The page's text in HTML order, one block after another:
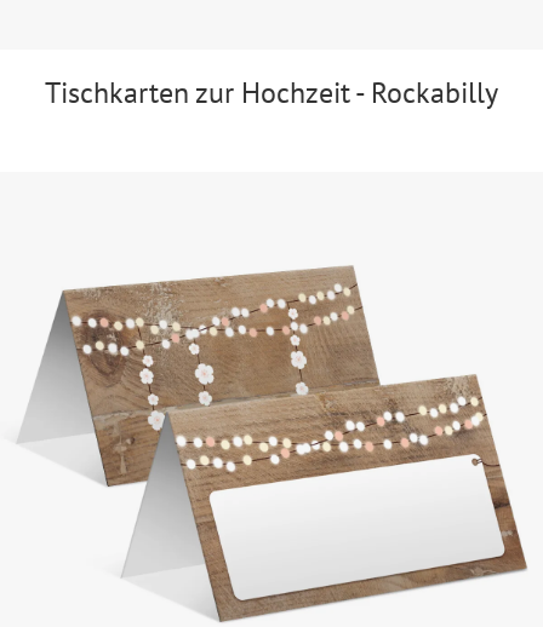
Tischkarten zur Hochzeit - Rockabilly